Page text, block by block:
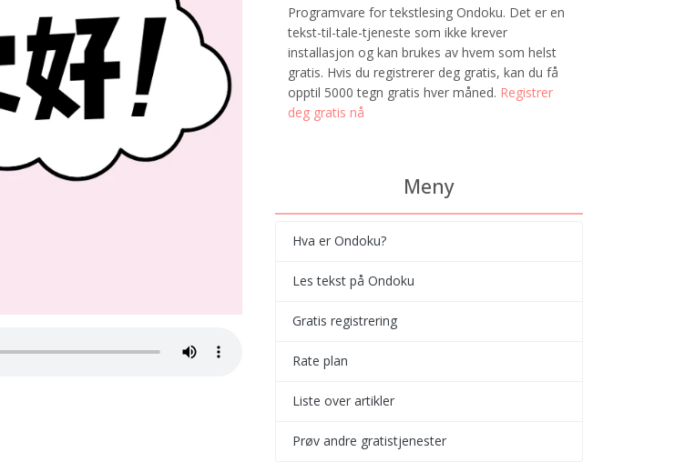
Programvare for tekstlesing Ondoku. Det er en
tekst-til-tale-tjeneste som ikke krever
installasjon og kan brukes av hvem som helst
gratis. Hvis du registrerer deg gratis, kan du få
opptil 5000 tegn gratis hver måned. Registrer
deg gratis nå
Meny
Hva er Ondoku?
Les tekst på Ondoku
Gratis registrering
Rate plan
Liste over artikler
Prøv andre gratistjenester